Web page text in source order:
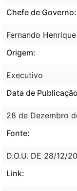
Chefe de Governo:
Fernando
Origem:
Executivo
Data de
28 de Dezembro
Fonte:
D.O.U. DE 28/12/
Link: